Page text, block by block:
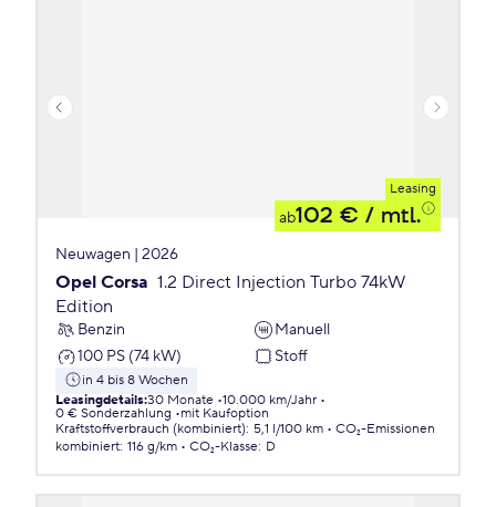
Leasing
ab102 € / mtl.
Neuwagen | 2026
Opel Corsa 1.2 Direct Injection Turbo 74kW
Edition
Benzin
Manuell
100 PS (74 kW)
Stoff
in 4 bis 8 Wochen
Leasingdetails:30 Monate 10.000 km/Jahr
0 € Sonderzahlung
mit Kaufoption
Kraftstoffverbrauch (kombiniert): 5,1 l/100 km
CO₂-Emissionen
kombiniert: 116 g/km CO₂-Klasse: D